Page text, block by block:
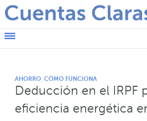
AHORRO CÓMO FUNCIONA
Deducción en el IRPF
eficiencia energética